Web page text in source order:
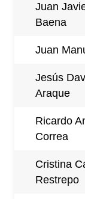
Juan
Baena
Juan
Jesús
Araque
Ricardo
Correa
Cristina
Restrepo